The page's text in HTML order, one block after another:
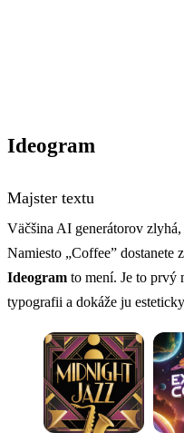
Ideogram
Majster textu
Väčšina AI generátorov
Namiesto „Coffee” dostanete
Ideogram to mení. Je to prvý
typografii a dokáže ju